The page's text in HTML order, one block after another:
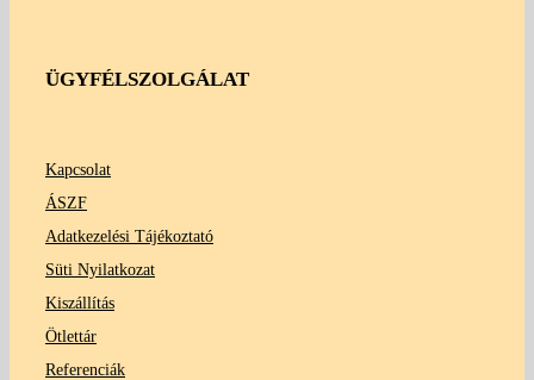
ÜGYFÉLSZOLGÁLAT
Kapcsolat
ÁSZF
Adatkezelési Tájékoztató
Süti Nyilatkozat
Kiszállítás
Ötlettár
Referenciák